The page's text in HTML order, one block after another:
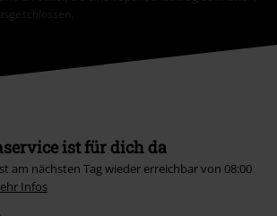
ist für dich da
am nächsten Tag wieder erreichbar von 08:00
Infos